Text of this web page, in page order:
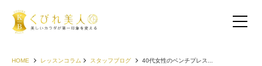
HOME レッスンコラム スタッフブログ 40代女性のベンチプレス...